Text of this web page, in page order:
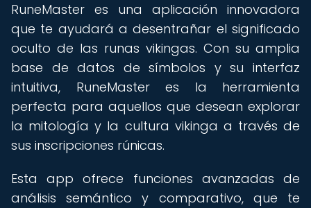
RuneMaster es una aplicación innovadora
que te ayudará a desentrañar el significado
oculto de las runas vikingas. Con su amplia
base de datos de símbolos y su interfaz
intuitiva, RuneMaster es la herramienta
perfecta para aquellos que desean explorar
la mitología y la cultura vikinga a través de
sus inscripciones rúnicas.
Esta app ofrece funciones avanzadas de
análisis semántico y comparativo, que te